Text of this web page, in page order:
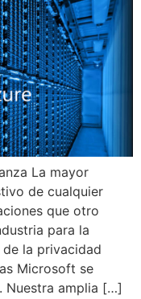
La mayor
de cualquier
que otro
para la
la privacidad
Microsoft se
Nuestra amplia […]